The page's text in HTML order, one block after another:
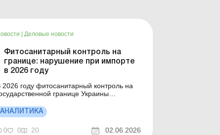
Деловые новости
Фитосанитарный контроль на
границе: нарушение при импорте
в 2026 году
2026 году фитосанитарный контроль на
границе Украины
при импорте растительной
которые носят системный
характер. Детальнее см. ниже. Больше по
и ветеринарные
АНАЛИТИКА
0 0 20 02.06.2026